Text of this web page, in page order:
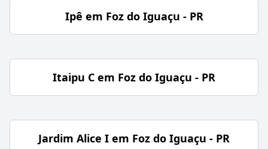
Ipê em Foz do Iguaçu - PR
Itaipu C em Foz do Iguaçu - PR
Jardim Alice I em Foz do Iguaçu - PR